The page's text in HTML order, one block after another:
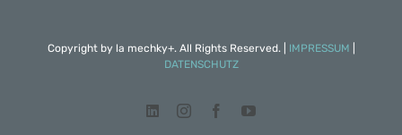
Copyright by la mechky+. All Rights Reserved. | IMPRESSUM
DATENSCHUTZ
LinkedInInstagramFacebookYouTube